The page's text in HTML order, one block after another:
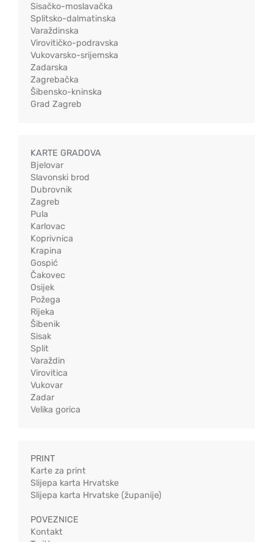
Sisačko-moslavačka
Splitsko-dalmatinska
Varaždinska
Virovitičko-podravska
Vukovarsko-srijemska
Zadarska
Zagrebačka
Šibensko-kninska
Grad Zagreb
KARTE GRADOVA
Bjelovar
Slavonski brod
Dubrovnik
Zagreb
Pula
Karlovac
Koprivnica
Krapina
Gospić
Čakovec
Osijek
Požega
Rijeka
Šibenik
Sisak
Split
Varaždin
Virovitica
Vukovar
Zadar
Velika gorica
PRINT
Karte za print
Slijepa karta Hrvatske
Slijepa karta Hrvatske (županije)
POVEZNICE
Kontakt